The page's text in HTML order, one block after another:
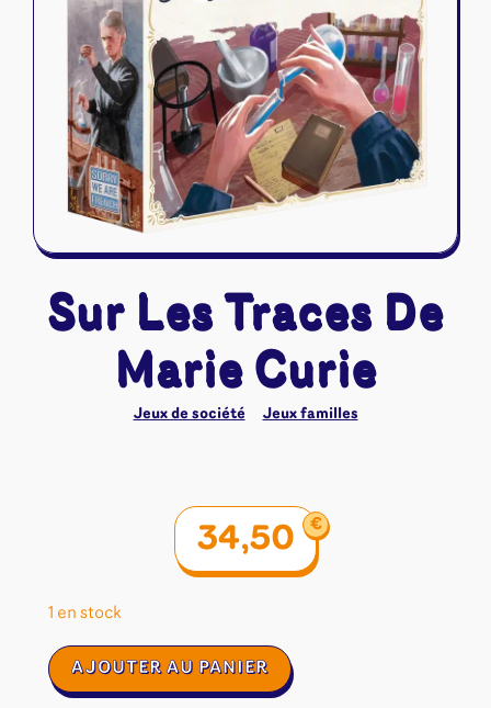
Naruto Mythos
Autres
Tapis de jeu
Sur Les Traces De
Marie Curie
Jeux de société Jeux familles
34,50 €
1 en stock
quantité
de
AJOUTER AU PANIER